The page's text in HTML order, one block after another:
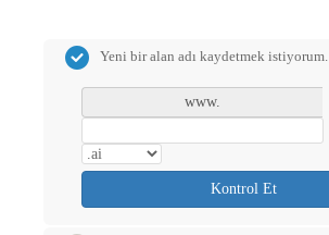
Yeni bir alan adı kaydetmek istiyorum.
www.
Kontrol Et